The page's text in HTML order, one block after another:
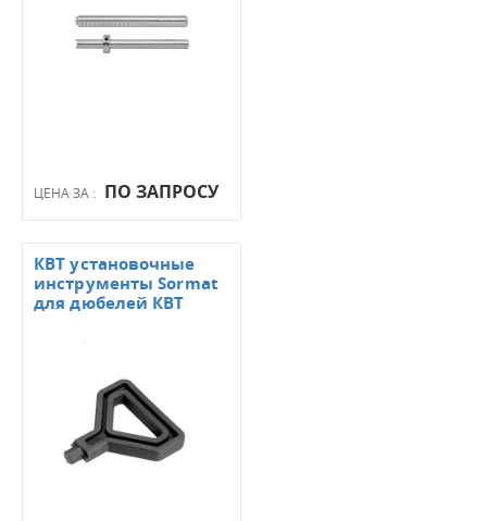
ЦЕНА ЗА : ПО ЗАПРОСУ
КВТ установочные
инструменты Sormat
для дюбелей КВТ